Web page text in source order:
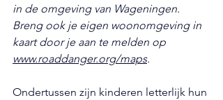
in de omgeving van Wageningen.
Breng ook je eigen woonomgeving in
kaart door je aan te melden op
www.roaddanger.org/maps.
Ondertussen zijn kinderen letterlijk hun